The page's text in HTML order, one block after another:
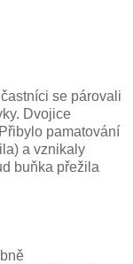
se párovali
Dvojice
pamatování
a vznikaly
buňka přežila